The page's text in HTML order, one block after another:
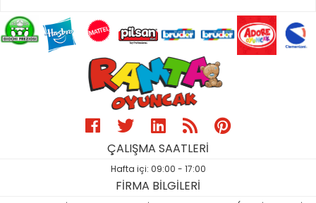
ÇALIŞMA SAATLERİ
Hafta içi: 09:00 - 17:00
FİRMA BİLGİLERİ